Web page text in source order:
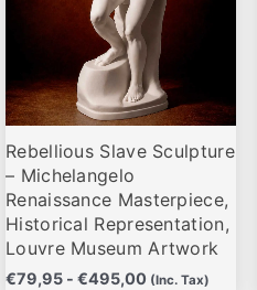
Rebellious Slave Sculpture
– Michelangelo
Renaissance Masterpiece,
Historical Representation,
Louvre Museum Artwork
€79,95 - €495,00 (Inc. Tax)
opciones
pueden
elegir
en
la
página
de
producto